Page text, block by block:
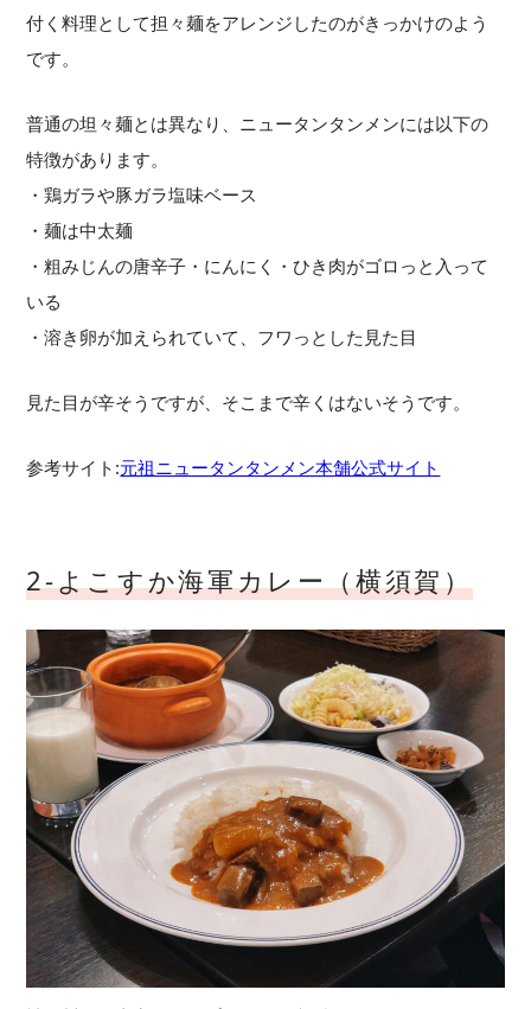
付く料理として担々麺をアレンジしたのがきっかけのよう
です。
普通の坦々麺とは異なり、ニュータンタンメンには以下の
特徴があります。
・鶏ガラや豚ガラ塩味ベース
・麺は中太麺
・粗みじんの唐辛子・にんにく・ひき肉がゴロっと入って
いる
・溶き卵が加えられていて、フワっとした見た目
見た目が辛そうですが、そこまで辛くはないそうです。
参考サイト:元祖ニュータンタンメン本舗公式サイト
2-よこすか海軍カレー（横須賀）